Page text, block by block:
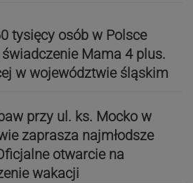
tysięcy osób w Polsce
Mama 4 plus.
w województwie śląskim
przy ul. ks. Mocko w
zaprasza najmłodsze
otwarcie na
wakacji